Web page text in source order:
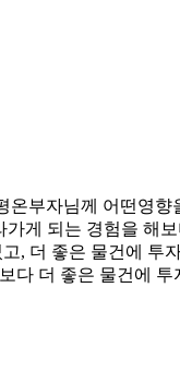
부자님께 어떤영
게 되는 경험을 해
, 더 좋은 물건에 투
더 좋은 물건에